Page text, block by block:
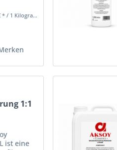
und
/ 1 Kilogramm)
1:1
ist eine